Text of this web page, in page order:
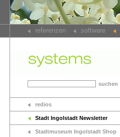
referenzen software
suchen
redios
Stadt Ingolstadt Newsletter
Stadtmuseum Ingolstadt Shop